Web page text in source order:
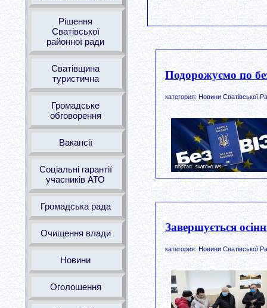
Рішення
Сватівської
районної ради
Сватівщина
туристична
Громадське
обговорення
Вакансії
Соціальні гарантії
учасників АТО
Громадська рада
Очищення влади
Новини
Оголошення
Подорожуємо по
категория: Новини Сватівської
Завершується
категория: Новини Сватівської